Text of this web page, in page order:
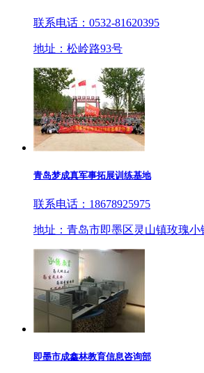
联系电话：0532-81620395
地址：松岭路93号
青岛梦成真军事拓展训练基地
联系电话：18678925975
地址：青岛市即墨区灵山镇玫瑰小
即墨市成鑫林教育信息咨询部